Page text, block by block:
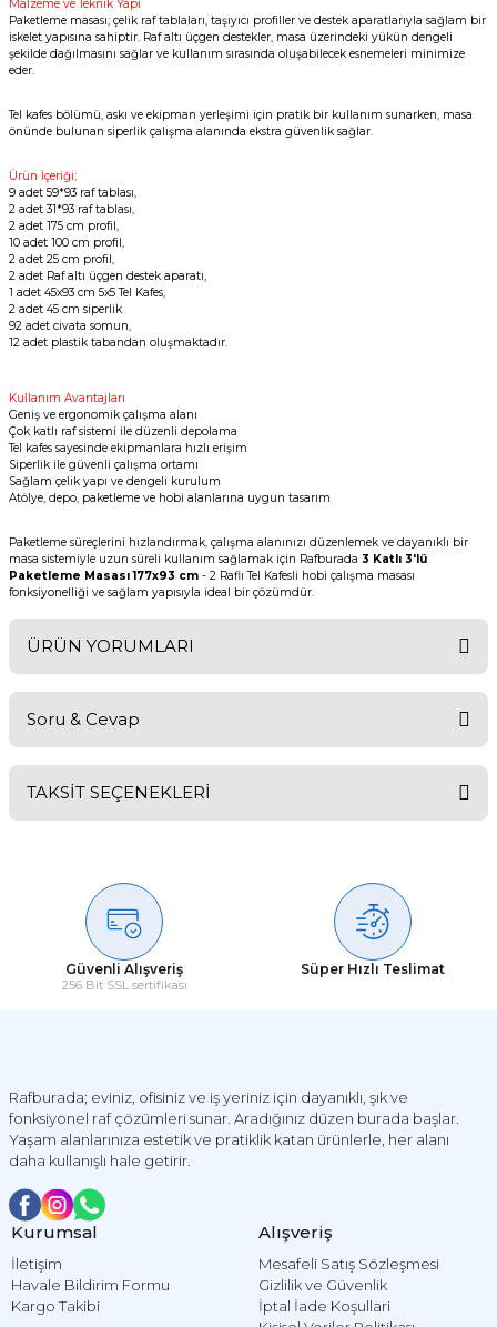
Malzeme ve Teknik Yapı
Paketleme masası; çelik raf tablaları, taşıyıcı profiller ve destek aparatlarıyla sağlam bir
iskelet yapısına sahiptir. Raf altı üçgen destekler, masa üzerindeki yükün dengeli
şekilde dağılmasını sağlar ve kullanım sırasında oluşabilecek esnemeleri minimize
eder.
Tel kafes bölümü, askı ve ekipman yerleşimi için pratik bir kullanım sunarken, masa
önünde bulunan siperlik çalışma alanında ekstra güvenlik sağlar.
Ürün İçeriği;
9 adet 59*93 raf tablası,
2 adet 31*93 raf tablası,
2 adet 175 cm profil,
10 adet 100 cm profil,
2 adet 25 cm profil,
2 adet Raf altı üçgen destek aparatı,
1 adet 45x93 cm 5x5 Tel Kafes,
2 adet 45 cm siperlik
92 adet civata somun,
12 adet plastik tabandan oluşmaktadır.
Kullanım Avantajları
Geniş ve ergonomik çalışma alanı
Çok katlı raf sistemi ile düzenli depolama
Tel kafes sayesinde ekipmanlara hızlı erişim
Siperlik ile güvenli çalışma ortamı
Sağlam çelik yapı ve dengeli kurulum
Atölye, depo, paketleme ve hobi alanlarına uygun tasarım
Paketleme süreçlerini hızlandırmak, çalışma alanınızı düzenlemek ve dayanıklı bir
masa sistemiyle uzun süreli kullanım sağlamak için Rafburada 3 Katlı 3'lü
Paketleme Masası 177x93 cm - 2 Raflı Tel Kafesli hobi çalışma masası
fonksiyonelliği ve sağlam yapısıyla ideal bir çözümdür.
ÜRÜN YORUMLARI
Soru & Cevap
Ürün hakkında henüz soru sorulmamış.
TAKSİT SEÇENEKLERİ
Güvenli Alışveriş
256 Bit SSL sertifikası
Süper Hızlı Teslimat
Rafburada; eviniz, ofisiniz ve iş yeriniz için dayanıklı, şık ve
fonksiyonel raf çözümleri sunar. Aradığınız düzen burada başlar.
Yaşam alanlarınıza estetik ve pratiklik katan ürünlerle, her alanı
daha kullanışlı hale getirir.
Kurumsal
İletişim
Havale Bildirim Formu
Kargo Takibi
Alışveriş
Mesafeli Satış Sözleşmesi
Gizlilik ve Güvenlik
İptal İade Koşullari